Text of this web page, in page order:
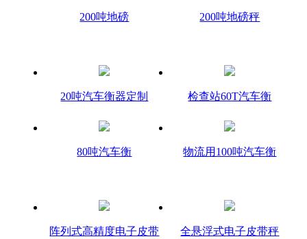
200吨地磅 200吨地磅秤
20吨汽车衡器定制 检查站60T汽车衡
80吨汽车衡 物流用100吨汽车衡
阵列式高精度电子皮带
全悬浮式电子皮带秤